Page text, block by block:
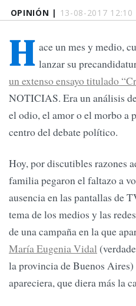
OPINIÓN | 13-08-2017 12:10
H ace un mes y medio,
lanzar su
un extenso ensayo titulado
NOTICIAS. Era un análisis
el odio, el amor o el morbo a
centro del debate político.
Hoy, por discutibles razones
familia pegaron el faltazo a
ausencia en las pantallas de
tema de los medios y las
de una campaña en la que
María Eugenia Vidal
la provincia de Buenos
apareciera, que diera más la